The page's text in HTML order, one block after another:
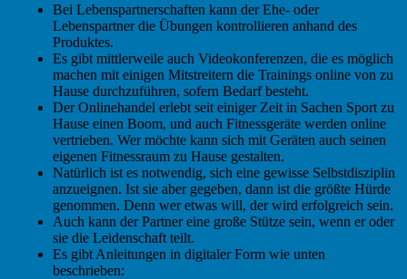
Bei Lebenspartnerschaften kann der Ehe- oder
Lebenspartner die Übungen kontrollieren anhand des
Produktes.
Es gibt mittlerweile auch Videokonferenzen, die es möglich
machen mit einigen Mitstreitern die Trainings online von zu
Hause durchzuführen, sofern Bedarf besteht.
Der Onlinehandel erlebt seit einiger Zeit in Sachen Sport zu
Hause einen Boom, und auch Fitnessgeräte werden online
vertrieben. Wer möchte kann sich mit Geräten auch seinen
eigenen Fitnessraum zu Hause gestalten.
Natürlich ist es notwendig, sich eine gewisse Selbstdisziplin
anzueignen. Ist sie aber gegeben, dann ist die größte Hürde
genommen. Denn wer etwas will, der wird erfolgreich sein.
Auch kann der Partner eine große Stütze sein, wenn er oder
sie die Leidenschaft teilt.
Es gibt Anleitungen in digitaler Form wie unten
beschrieben: